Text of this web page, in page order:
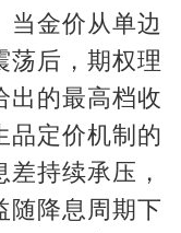
当金价从单边
荡后，期权理
出的最高档收
品定价机制的
持续承压，
随降息周期下